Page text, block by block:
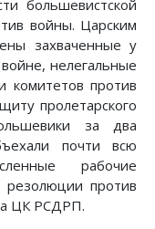
большевистской
войны. Царским
захваченные у
нелегальные
комитетов против
пролетарского
за два
почти всю
рабочие
резолюции против
ЦК РСДРП.